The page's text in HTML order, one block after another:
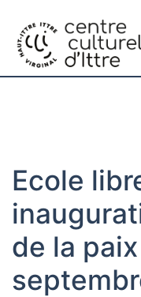
Ecole
de la